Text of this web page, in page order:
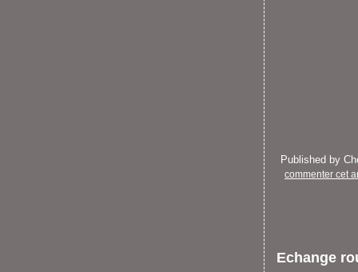
Published by
commenter cet
Echange